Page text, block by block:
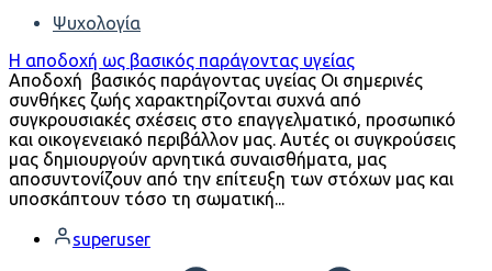
Ψυχολογία
Η αποδοχή ως βασικός παράγοντας υγείας
Αποδοχή βασικός παράγοντας υγείας Οι σημερινές
συνθήκες ζωής χαρακτηρίζονται συχνά από
συγκρουσιακές σχέσεις στο επαγγελματικό, προσωπικό
και οικογενειακό περιβάλλον μας. Αυτές οι συγκρούσεις
μας δημιουργούν αρνητικά συναισθήματα, μας
αποσυντονίζουν από την επίτευξη των στόχων μας και
υποσκάπτουν τόσο τη σωματική...
superuser